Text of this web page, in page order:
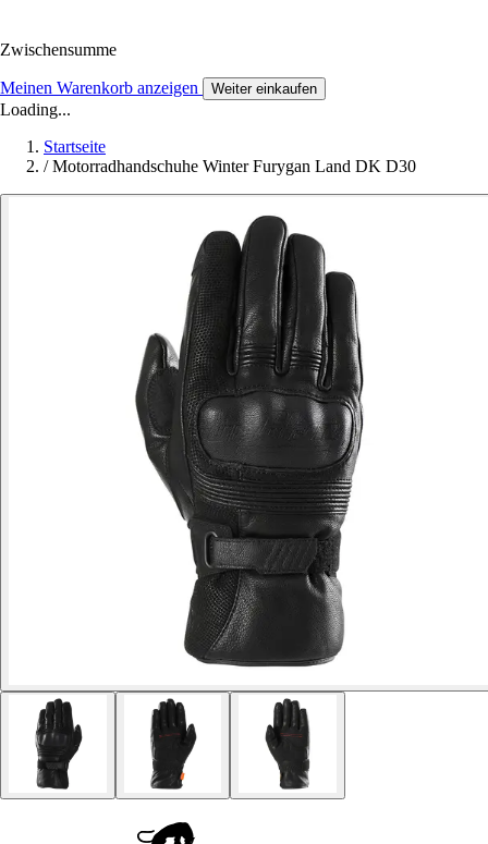
Zwischensumme
Meinen Warenkorb anzeigen Weiter einkaufen
Loading...
Startseite
/ Motorradhandschuhe Winter Furygan Land DK D30